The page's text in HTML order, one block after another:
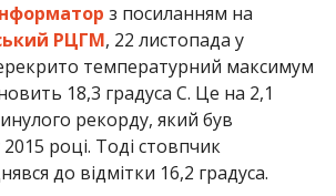
з посиланням на
РЦГМ, 22 листопада у
температурний максимум
18,3 градуса С. Це на 2,1
рекорду, який був
році. Тоді стовпчик
до відмітки 16,2 градуса.